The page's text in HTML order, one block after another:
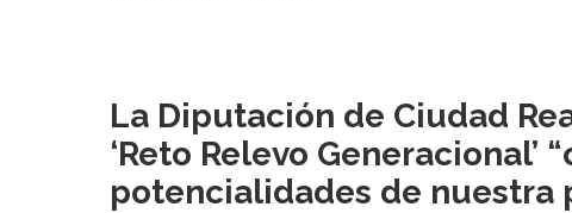
La Diputación de Ciudad
‘Reto Relevo
potencialidades de nuestra